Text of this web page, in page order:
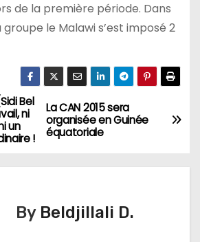
de la première période. Dans
le Malawi s’est imposé 2
La CAN 2015 sera
organisée en Guinée
équatoriale
Bel
ni
un
!
By Beldjillali D.